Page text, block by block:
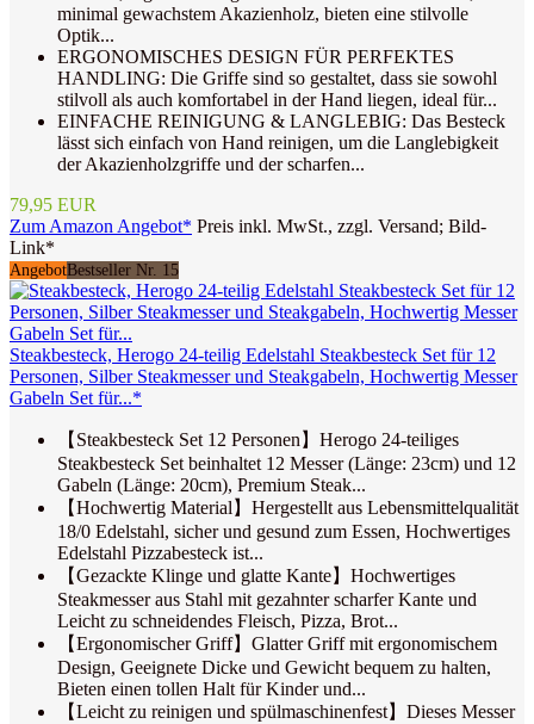
minimal gewachstem Akazienholz, bieten eine stilvolle
Optik...
ERGONOMISCHES DESIGN FÜR PERFEKTES
HANDLING: Die Griffe sind so gestaltet, dass sie sowohl
stilvoll als auch komfortabel in der Hand liegen, ideal für...
EINFACHE REINIGUNG & LANGLEBIG: Das Besteck
lässt sich einfach von Hand reinigen, um die Langlebigkeit
der Akazienholzgriffe und der scharfen...
79,95 EUR
Zum Amazon Angebot* Preis inkl. MwSt., zzgl. Versand; Bild-
Link*
AngebotBestseller Nr. 15
Steakbesteck, Herogo 24-teilig Edelstahl Steakbesteck Set für 12
Personen, Silber Steakmesser und Steakgabeln, Hochwertig Messer
Gabeln Set für...*
【Steakbesteck Set 12 Personen】Herogo 24-teiliges
Steakbesteck Set beinhaltet 12 Messer (Länge: 23cm) und 12
Gabeln (Länge: 20cm), Premium Steak...
【Hochwertig Material】Hergestellt aus Lebensmittelqualität
18/0 Edelstahl, sicher und gesund zum Essen, Hochwertiges
Edelstahl Pizzabesteck ist...
【Gezackte Klinge und glatte Kante】Hochwertiges
Steakmesser aus Stahl mit gezahnter scharfer Kante und
Leicht zu schneidendes Fleisch, Pizza, Brot...
【Ergonomischer Griff】Glatter Griff mit ergonomischem
Design, Geeignete Dicke und Gewicht bequem zu halten,
Bieten einen tollen Halt für Kinder und...
【Leicht zu reinigen und spülmaschinenfest】Dieses Messer